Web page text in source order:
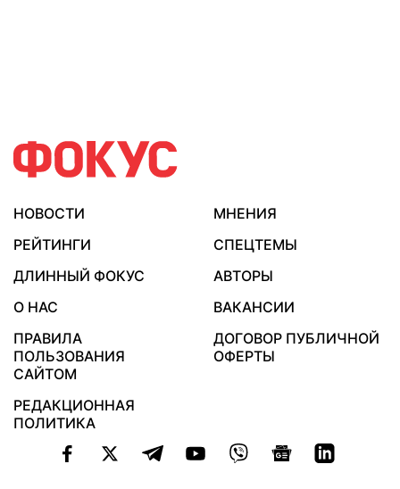
НОВОСТИ
МНЕНИЯ
РЕЙТИНГИ
СПЕЦТЕМЫ
ДЛИННЫЙ ФОКУС
АВТОРЫ
О НАС
ВАКАНСИИ
ПРАВИЛА
ПОЛЬЗОВАНИЯ
САЙТОМ
ДОГОВОР ПУБЛИЧНОЙ
ОФЕРТЫ
РЕДАКЦИОННАЯ
ПОЛИТИКА